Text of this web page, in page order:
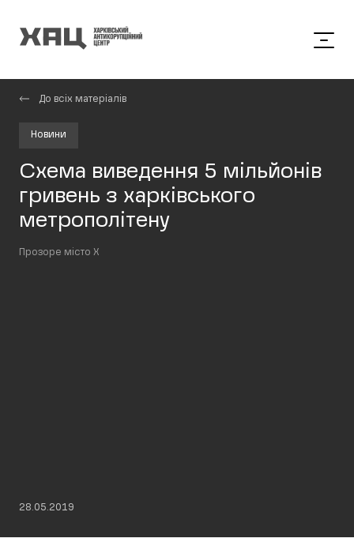
До всіх матеріалів
Новини
Схема виведення 5 мільйонів
гривень з харківського
метрополітену
Прозоре місто Х
28.05.2019